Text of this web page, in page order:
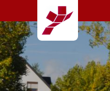
Zum Inhalt springen